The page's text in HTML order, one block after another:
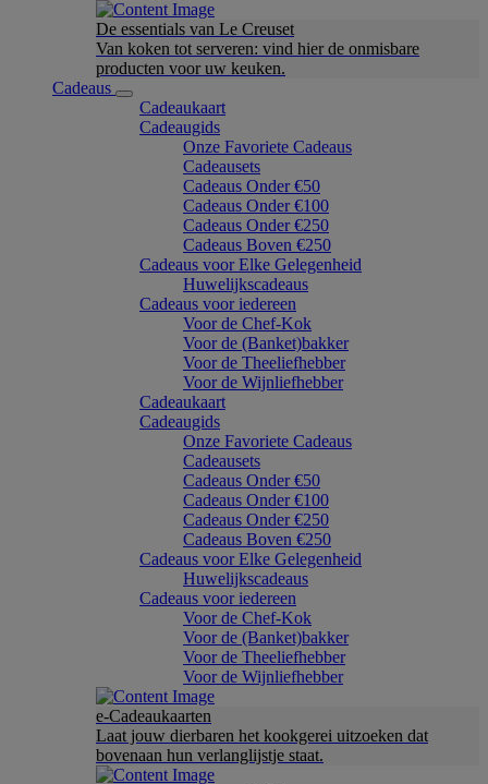
De essentials van Le Creuset
Van koken tot serveren: vind hier de onmisbare
producten voor uw keuken.
Cadeaus
Cadeaukaart
Cadeaugids
Onze Favoriete Cadeaus
Cadeausets
Cadeaus Onder €50
Cadeaus Onder €100
Cadeaus Onder €250
Cadeaus Boven €250
Cadeaus voor Elke Gelegenheid
Huwelijkscadeaus
Cadeaus voor iedereen
Voor de Chef-Kok
Voor de (Banket)bakker
Voor de Theeliefhebber
Voor de Wijnliefhebber
Cadeaukaart
Cadeaugids
Onze Favoriete Cadeaus
Cadeausets
Cadeaus Onder €50
Cadeaus Onder €100
Cadeaus Onder €250
Cadeaus Boven €250
Cadeaus voor Elke Gelegenheid
Huwelijkscadeaus
Cadeaus voor iedereen
Voor de Chef-Kok
Voor de (Banket)bakker
Voor de Theeliefhebber
Voor de Wijnliefhebber
e-Cadeaukaarten
Laat jouw dierbaren het kookgerei uitzoeken dat
bovenaan hun verlanglijstje staat.